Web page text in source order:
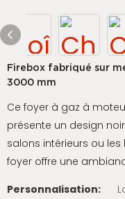
Firebox fabriqué sur
3000 mm
Ce foyer à gaz à
présente un design
salons intérieurs ou les
foyer offre une
Personnalisation: